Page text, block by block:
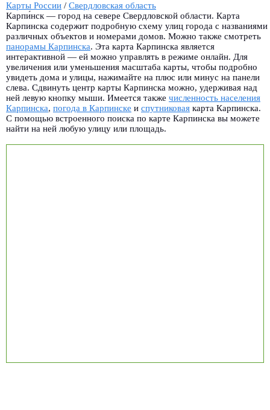
Карты России / Свердловская область
Карпи́нск — город на севере Свердловской области. Карта
Карпинска содержит подробную схему улиц города с названиями
различных объектов и номерами домов. Можно также смотреть
панорамы Карпинска. Эта карта Карпинска является
интерактивной — ей можно управлять в режиме онлайн. Для
увеличения или уменьшения масштаба карты, чтобы подробно
увидеть дома и улицы, нажимайте на плюс или минус на панели
слева. Сдвинуть центр карты Карпинска можно, удерживая над
ней левую кнопку мыши. Имеется также численность населения
Карпинска, погода в Карпинске и спутниковая карта Карпинска.
С помощью встроенного поиска по карте Карпинска вы можете
найти на ней любую улицу или площадь.